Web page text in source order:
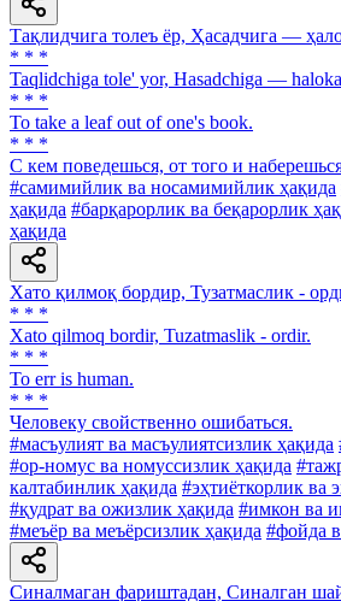
Тақлидчига толеъ ёр, Ҳасадчига —
* * *
Taqlidchiga tole' yor, Hasadchiga —
* * *
To take a leaf out of one's book.
* * *
С кем поведешься, от того и
#самимийлик ва носамимийлик ҳақида
ҳақида #барқарорлик ва беқарорлик
ҳақида
Хато қилмоқ бордир, Тузатмаслик -
* * *
Xato qilmoq bordir, Tuzatmaslik - ordir.
* * *
To err is human.
* * *
Человеку свойственно ошибаться.
#масъулият ва масъулиятсизлик ҳақида
#ор-номус ва номуссизлик ҳақида
калтабинлик ҳақида #эҳтиёткорлик ва
#қудрат ва ожизлик ҳақида #имкон ва
#меъёр ва меъёрсизлик ҳақида #фойда
Синалмаган фариштадан, Синалган